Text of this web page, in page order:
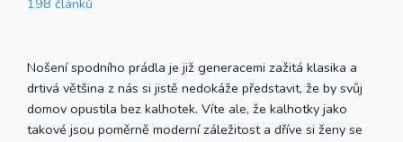
Nošení spodního prádla je již generacemi zažitá klasika a
drtivá většina z nás si jistě nedokáže představit, že by svůj
domov opustila bez kalhotek. Víte ale, že kalhotky jako
takové jsou poměrně moderní záležitost a dříve si ženy se